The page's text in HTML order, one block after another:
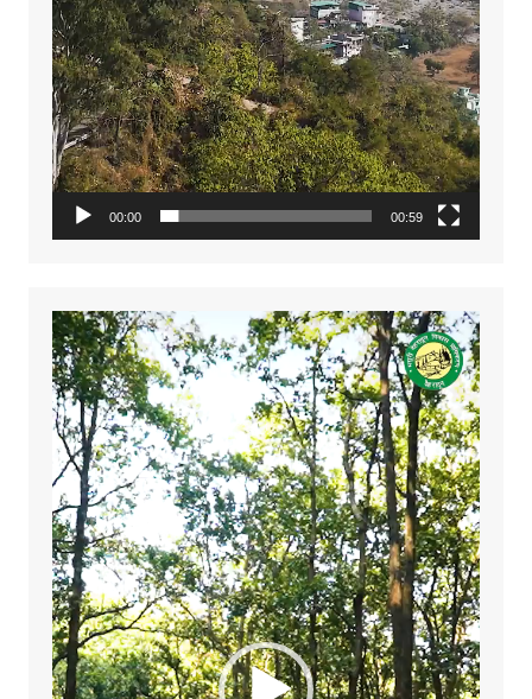
00:00 00:59
Video
Player